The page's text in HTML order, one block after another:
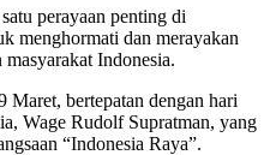
perayaan penting di
menghormati dan merayakan
Indonesia.
bertepatan dengan hari
Wage Rudolf Supratman, yang
“Indonesia Raya”.